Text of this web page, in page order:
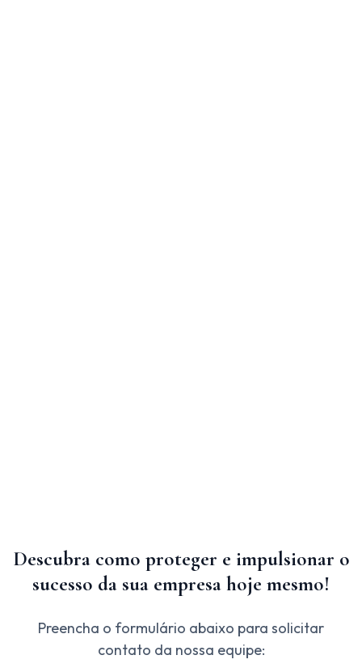
Descubra como proteger e impulsionar o
sucesso da sua empresa hoje mesmo!
Preencha o formulário abaixo para solicitar
contato da nossa equipe: